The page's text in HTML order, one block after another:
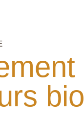
bio